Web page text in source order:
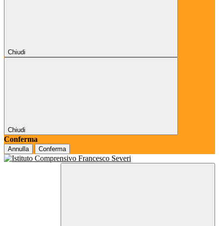
Chiudi
Chiudi
Conferma
Annulla Conferma